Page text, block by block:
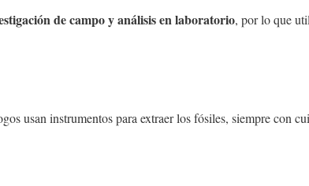
de campo y análisis en laboratorio, por lo que
usan instrumentos para extraer los fósiles, siempre con